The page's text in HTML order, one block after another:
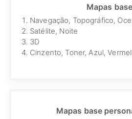
Mapas base
Navegação, Topográfico,
Satélite, Noite
3D
Cinzento, Toner, Azul,
Mapas base